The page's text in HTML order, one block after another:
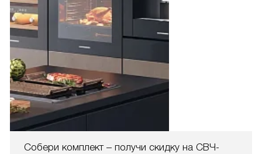
Собери комплект – получи скидку на СВЧ-